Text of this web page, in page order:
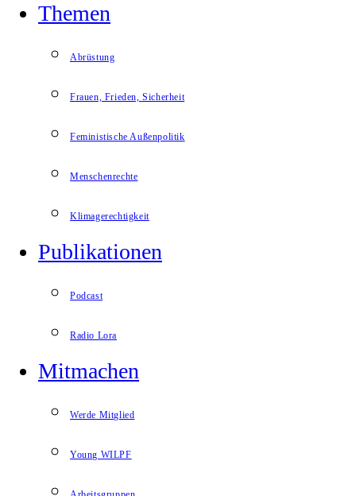
Themen
Abrüstung
Frauen, Frieden, Sicherheit
Feministische Außenpolitik
Menschenrechte
Klimagerechtigkeit
Publikationen
Podcast
Radio Lora
Mitmachen
Werde Mitglied
Young WILPF